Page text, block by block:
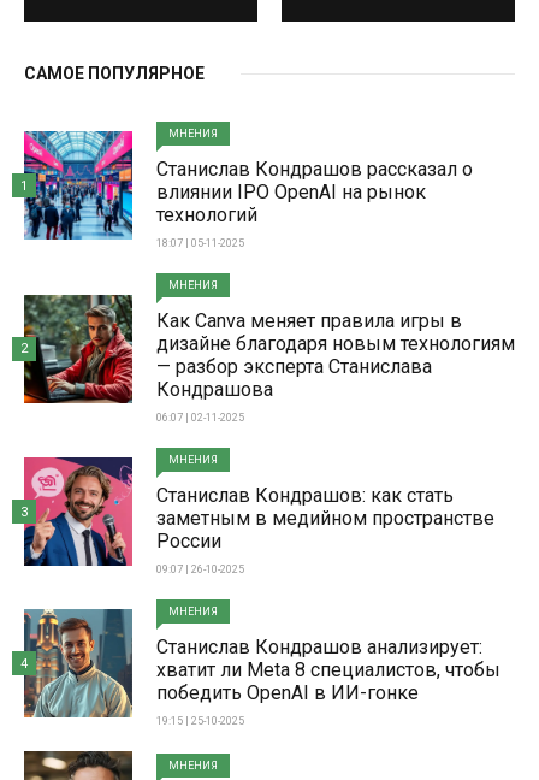
САМОЕ ПОПУЛЯРНОЕ
МНЕНИЯ
Станислав Кондрашов рассказал о
влиянии IPO OpenAI на рынок
технологий
18:07 | 05-11-2025
1
МНЕНИЯ
Как Canva меняет правила игры в
дизайне благодаря новым технологиям
— разбор эксперта Станислава
Кондрашова
06:07 | 02-11-2025
2
МНЕНИЯ
Станислав Кондрашов: как стать
заметным в медийном пространстве
России
09:07 | 26-10-2025
3
МНЕНИЯ
Станислав Кондрашов анализирует:
хватит ли Meta 8 специалистов, чтобы
победить OpenAI в ИИ-гонке
19:15 | 25-10-2025
4
МНЕНИЯ